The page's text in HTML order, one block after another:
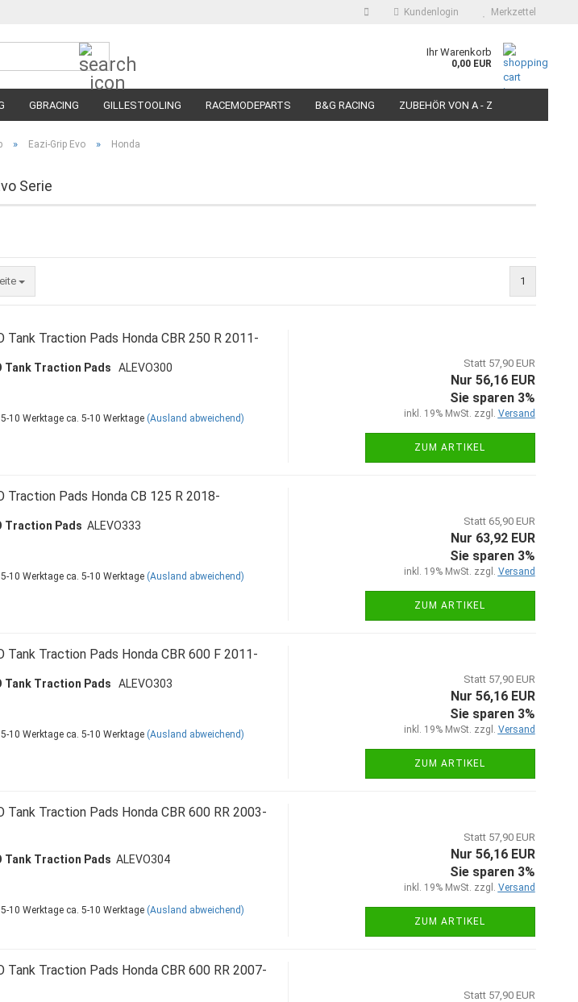
Kundenlogin
Passwort vergessen?
Merkzettel
Ihr Warenkorb
0,00 EUR
GBRACING GILLESTOOLING RACEMODEPARTS B&G RACING ZUBEHÖR VON A - Z
FÜR MOTORRÄDER STRASSENREIFEN FÜR MOTORRÄDER
» Eazi-Grip Evo » Honda
Serie
1
Tank Traction Pads Honda CBR 250 R 2011-
Tank Traction Pads ALEVO300
ca. 5-10 Werktage (Ausland abweichend)
Statt 57,90 EUR
Nur 56,16 EUR
Sie sparen 3%
inkl. 19% MwSt. zzgl. Versand
ZUM ARTIKEL
Traction Pads Honda CB 125 R 2018-
Traction Pads ALEVO333
ca. 5-10 Werktage (Ausland abweichend)
Statt 65,90 EUR
Nur 63,92 EUR
Sie sparen 3%
inkl. 19% MwSt. zzgl. Versand
ZUM ARTIKEL
Tank Traction Pads Honda CBR 600 F 2011-
Tank Traction Pads ALEVO303
ca. 5-10 Werktage (Ausland abweichend)
Statt 57,90 EUR
Nur 56,16 EUR
Sie sparen 3%
inkl. 19% MwSt. zzgl. Versand
ZUM ARTIKEL
Tank Traction Pads Honda CBR 600 RR 2003-
Tank Traction Pads ALEVO304
ca. 5-10 Werktage (Ausland abweichend)
Statt 57,90 EUR
Nur 56,16 EUR
Sie sparen 3%
inkl. 19% MwSt. zzgl. Versand
ZUM ARTIKEL
Tank Traction Pads Honda CBR 600 RR 2007-
Statt 57,90 EUR